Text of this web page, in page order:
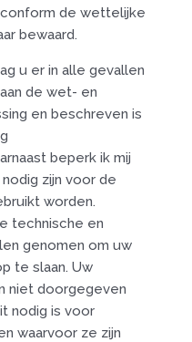
de wettelijke
bewaard.
u er in alle gevallen
de wet- en
en beschreven is
beperk ik mij
zijn voor de
worden.
technische en
genomen om uw
te slaan. Uw
niet doorgegeven
nodig is voor
waarvoor ze zijn